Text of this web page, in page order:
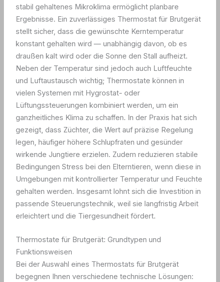
stabil gehaltenes Mikroklima ermöglicht planbare
Ergebnisse. Ein zuverlässiges Thermostat für Brutgerät
stellt sicher, dass die gewünschte Kerntemperatur
konstant gehalten wird — unabhängig davon, ob es
draußen kalt wird oder die Sonne den Stall aufheizt.
Neben der Temperatur sind jedoch auch Luftfeuchte
und Luftaustausch wichtig; Thermostate können in
vielen Systemen mit Hygrostat- oder
Lüftungssteuerungen kombiniert werden, um ein
ganzheitliches Klima zu schaffen. In der Praxis hat sich
gezeigt, dass Züchter, die Wert auf präzise Regelung
legen, häufiger höhere Schlupfraten und gesünder
wirkende Jungtiere erzielen. Zudem reduzieren stabile
Bedingungen Stress bei den Elterntieren, wenn diese in
Umgebungen mit kontrollierter Temperatur und Feuchte
gehalten werden. Insgesamt lohnt sich die Investition in
passende Steuerungstechnik, weil sie langfristig Arbeit
erleichtert und die Tiergesundheit fördert.
Thermostate für Brutgerät: Grundtypen und
Funktionsweisen
Bei der Auswahl eines Thermostats für Brutgerät
begegnen Ihnen verschiedene technische Lösungen: